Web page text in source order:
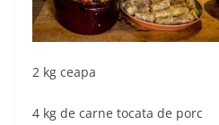
2 kg ceapa
4 kg de carne tocata de porc